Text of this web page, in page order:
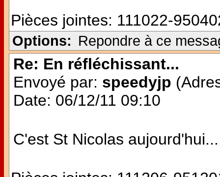
Pièces jointes: 111022-
Options: Repondre à ce
Re: En réfléchissant...
Envoyé par: speedyjp
Date: 06/12/11 09:10
C'est St Nicolas